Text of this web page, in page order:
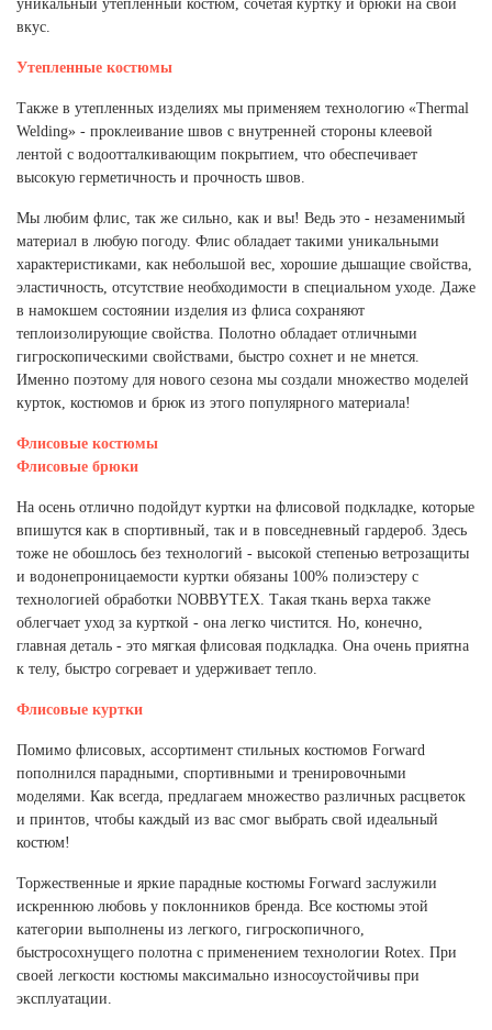
уникальный утепленный костюм, сочетая куртку и брюки на свой
вкус.
Утепленные костюмы
Также в утепленных изделиях мы применяем технологию «Thermal
Welding» - проклеивание швов с внутренней стороны клеевой
лентой с водоотталкивающим покрытием, что обеспечивает
высокую герметичность и прочность швов.
Мы любим флис, так же сильно, как и вы! Ведь это - незаменимый
материал в любую погоду. Флис обладает такими уникальными
характеристиками, как небольшой вес, хорошие дышащие свойства,
эластичность, отсутствие необходимости в специальном уходе. Даже
в намокшем состоянии изделия из флиса сохраняют
теплоизолирующие свойства. Полотно обладает отличными
гигроскопическими свойствами, быстро сохнет и не мнется.
Именно поэтому для нового сезона мы создали множество моделей
курток, костюмов и брюк из этого популярного материала!
Флисовые костюмы
Флисовые брюки
На осень отлично подойдут куртки на флисовой подкладке, которые
впишутся как в спортивный, так и в повседневный гардероб. Здесь
тоже не обошлось без технологий - высокой степенью ветрозащиты
и водонепроницаемости куртки обязаны 100% полиэстеру с
технологией обработки NOBBYTEX. Такая ткань верха также
облегчает уход за курткой - она легко чистится. Но, конечно,
главная деталь - это мягкая флисовая подкладка. Она очень приятна
к телу, быстро согревает и удерживает тепло.
Флисовые куртки
Помимо флисовых, ассортимент стильных костюмов Forward
пополнился парадными, спортивными и тренировочными
моделями. Как всегда, предлагаем множество различных расцветок
и принтов, чтобы каждый из вас смог выбрать свой идеальный
костюм!
Торжественные и яркие парадные костюмы Forward заслужили
искреннюю любовь у поклонников бренда. Все костюмы этой
категории выполнены из легкого, гигроскопичного,
быстросохнущего полотна с применением технологии Rotex. При
своей легкости костюмы максимально износоустойчивы при
эксплуатации.